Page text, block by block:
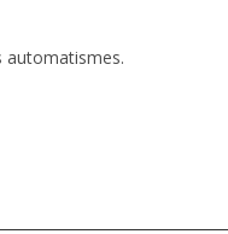
automatismes.